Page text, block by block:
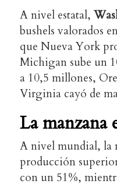
A nivel estatal,
bushels valorados
que Nueva York
Michigan sube un
a 10,5 millones,
Virginia cayó de
La manzana
A nivel mundial, la
producción
con un 51%,